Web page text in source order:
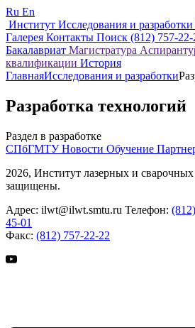
Ru En
Институт Исследования и разработки
Галерея Контакты Поиск (812) 757-22-
Бакалавриат Магистратура
квалификации История
ГлавнаяИсследования и разработки
Разработка технологий
Раздел в разработке
СПбГМТУНовости Обучение
2026, Институт лазерных и
защищены.
Адрес: ilwt@ilwt.smtu.ru Телефон:
45-01
Факс: (812) 757-22-22